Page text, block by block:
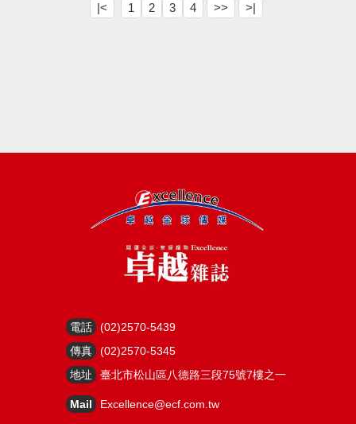
|< 1 2 3 4 >> >|
電話
(02)2570-5439
傳真
(02)2570-5345
地址
臺北市松山區八德路三段75號7樓之一
Mail Excellence@ecf.com.tw